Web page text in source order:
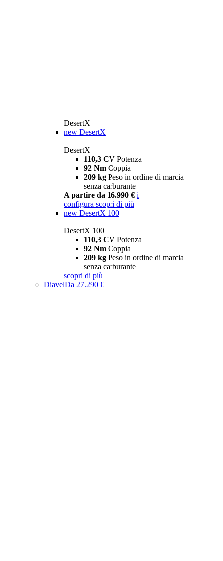
DesertX
new DesertX
DesertX
110,3 CV Potenza
92 Nm Coppia
209 kg Peso in ordine di marcia
senza carburante
A partire da 16.990 € i
configura scopri di più
new DesertX 100
DesertX 100
110,3 CV Potenza
92 Nm Coppia
209 kg Peso in ordine di marcia
senza carburante
scopri di più
DiavelDa 27.290 €